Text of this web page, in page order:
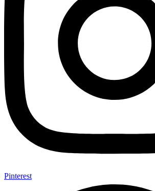
Pinterest